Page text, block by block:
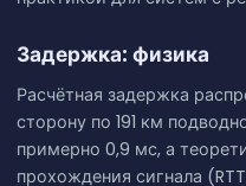
Задержка: физика
Расчётная задержка
сторону по 191 км
примерно 0,9 мс, а
прохождения сигнала